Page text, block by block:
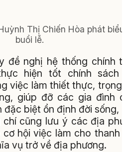
Thị Chiến Hòa phát
buổi lễ.
đề nghị hệ thống chính
hiện tốt chính sách
việc làm thiết thực, trọng
giúp đỡ các gia đình
đặc biệt ổn định đời sống,
cũng lưu ý các địa
hội việc làm cho thanh
vụ trở về địa phương.